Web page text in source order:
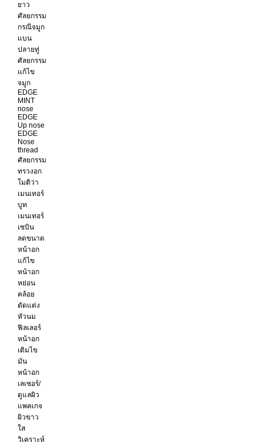
ยาว
ศัลยกรรม
กรณีจมูก
แบน
ปลายทู่
ศัลยกรรม
แก้ไข
จมูก
EDGE
MINT
nose
EDGE
Up nose
EDGE
Nose
thread
ศัลยกรรม
ทรวงอก
โมติว่า
เมนเทอร์
บูท
เมนเทอร์
เซบิน
ลดขนาด
หน้าอก
แก้ไข
หน้าอก
หย่อน
คล้อย
ตัดแต่ง
หัวนม
ฟิลเลอร์
หน้าอก
เติมไข
มัน
หน้าอก
เลเซอร์/
ดูแลผิว
แพคเกจ
ผิวขาว
ใส
วิเคราะห์